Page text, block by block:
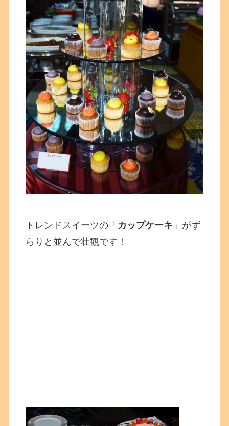
トレンドスイーツの「 カップケーキ 」がず
らりと並んで壮観です！